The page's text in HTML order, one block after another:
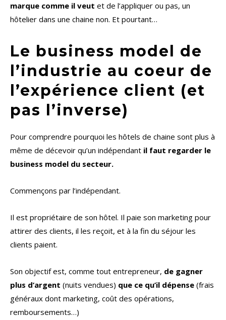
marque comme il veut et de l’appliquer ou pas, un
hôtelier dans une chaine non. Et pourtant…
Le business model de
l’industrie au coeur de
l’expérience client (et
pas l’inverse)
Pour comprendre pourquoi les hôtels de chaine sont plus à
même de décevoir qu’un indépendant il faut regarder le
business model du secteur.
Commençons par l’indépendant.
Il est propriétaire de son hôtel. Il paie son marketing pour
attirer des clients, il les reçoit, et à la fin du séjour les
clients paient.
Son objectif est, comme tout entrepreneur, de gagner
plus d’argent (nuits vendues) que ce qu’il dépense (frais
généraux dont marketing, coût des opérations,
remboursements…)